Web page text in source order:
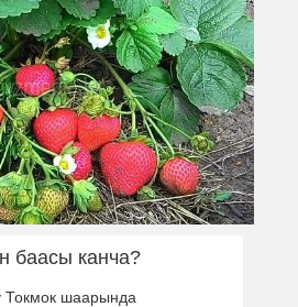
баасы канча?
Токмок шаарында